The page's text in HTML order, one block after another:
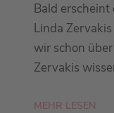
Bald erscheint
Linda
wir schon
Zervakis
MEHR LESEN